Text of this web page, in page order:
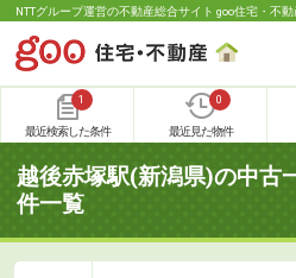
NTTグループ運営の不動産総合サイト goo住宅・不動
1
最近検索した条件
0
最近見た物件
越後赤塚駅(新潟県)の中古
件一覧